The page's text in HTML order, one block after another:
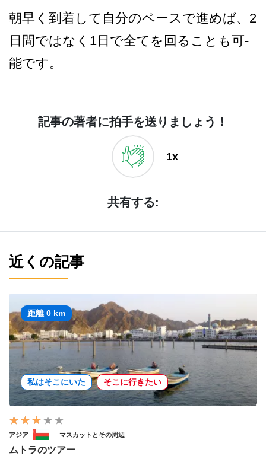
朝早く到着して自分のペース­で進めば、2
日間ではなく1日で全てを回ることも可­
能です。
記事の著者に拍手を送りましょう！
1x
共有する:
近くの記事
距離 0 km
私はそこにいた そこに行きたい
アジア マスカットとその周辺
ムトラのツアー